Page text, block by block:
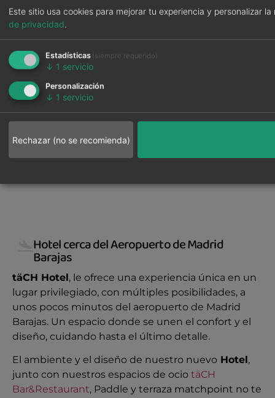
Disfruta
de
nuestra
terraza
una deliciosa
experiencia
gastronómica
en un
ambiente
elegante y
acogedor, te
invitamos a
Ubicación
perfecta
Täch
Hotel se
encuentra
en la
mejor
ubicación.
Disfrutarás
estancia
en un
hotel del
Suárez
Madrid-
los Recintos
Feriales de
IFEMA
Check-
in
online
Para una
mayor
comodidad
en el Check-
in y Check-
out, le
utilizar
nuestra App
James&Rita
täCH
PADDLE
Consigue
las
ofertas
para
alojarse
junto al
Aeropuerto
de
Madrid,
con
DOS PISTAS DE
TERRAZA
EXPERIOR
Hotel cerca del Aeropuerto de Madrid
Barajas
täCH Hotel, le ofrece una experiencia única en un
lugar privilegiado, con múltiples posibilidades, a
unos pocos minutos del aeropuerto de Madrid
Barajas. Un espacio donde se unen el confort y el
diseño, cuidando hasta el último detalle.
El ambiente y el diseño de nuestro nuevo Hotel ,
junto con nuestros espacios de ocio täCH
Bar&Restaurant, Paddle y terraza matchpoint no te
Este sitio usa cookies para mejorar tu experiencia y personalizar la
de privacidad.
Estadísticas (siempre requerido)
↓ 1 servicio
Personalización
↓ 1 servicio
Rechazar (no se recomienda)